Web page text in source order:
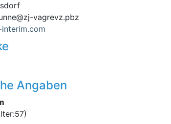
jz@ennuffvrj.bxen
Angaben